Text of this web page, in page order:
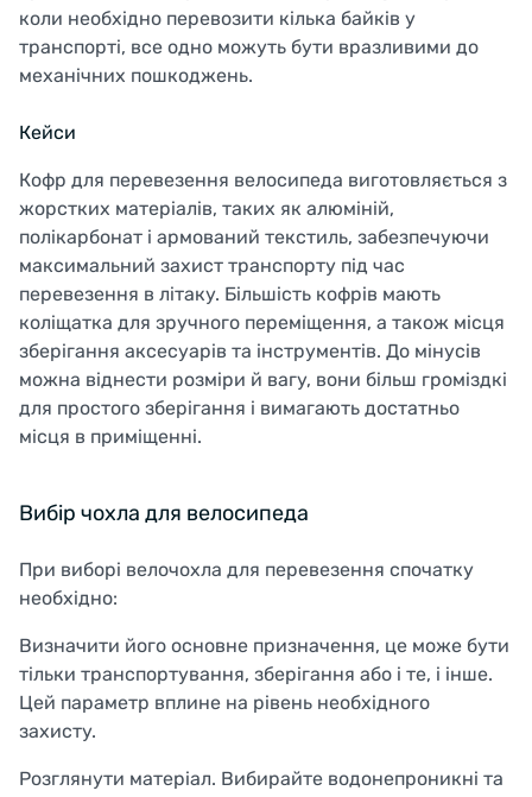
коли необхідно перевозити кілька байків у
транспорті, все одно можуть бути вразливими до
механічних пошкоджень.
Кейси
Кофр для перевезення велосипеда виготовляється з
жорстких матеріалів, таких як алюміній,
полікарбонат і армований текстиль, забезпечуючи
максимальний захист транспорту під час
перевезення в літаку. Більшість кофрів мають
коліщатка для зручного переміщення, а також місця
зберігання аксесуарів та інструментів. До мінусів
можна віднести розміри й вагу, вони більш громіздкі
для простого зберігання і вимагають достатньо
місця в приміщенні.
Вибір чохла для велосипеда
При виборі велочохла для перевезення спочатку
необхідно:
Визначити його основне призначення, це може бути
тільки транспортування, зберігання або і те, і інше.
Цей параметр вплине на рівень необхідного
захисту.
Розглянути матеріал. Вибирайте водонепроникні та